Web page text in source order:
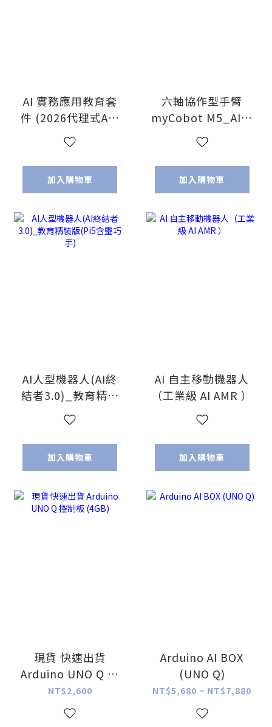
AI 實務應用教育套
件 (2026代理式AI_
免上網、免點數、
開機即見效 讓您
【班班有AI 生生有
成果】)
加入購物車
六軸協作型手臂
myCobot M5_AI教
育頂級版 ( 校園淺
口袋方案
_myCobot 台灣獨
家代理!)
加入購物車
AI人型機器人(AI終
結者3.0)_教育精裝
版(Pi5含靈巧手)
加入購物車
AI 自主移動機器人
（工業級 AI AMR ）
加入購物車
現貨 快速出貨
Arduino UNO Q 控
制板 (4GB)
NT$2,600
Arduino AI BOX
(UNO Q)
NT$5,680 ~ NT$7,880